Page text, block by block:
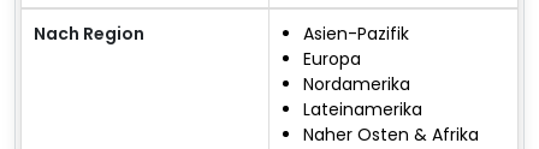
Nach Region
Asien-Pazifik
Europa
Nordamerika
Lateinamerika
Naher Osten & Afrika